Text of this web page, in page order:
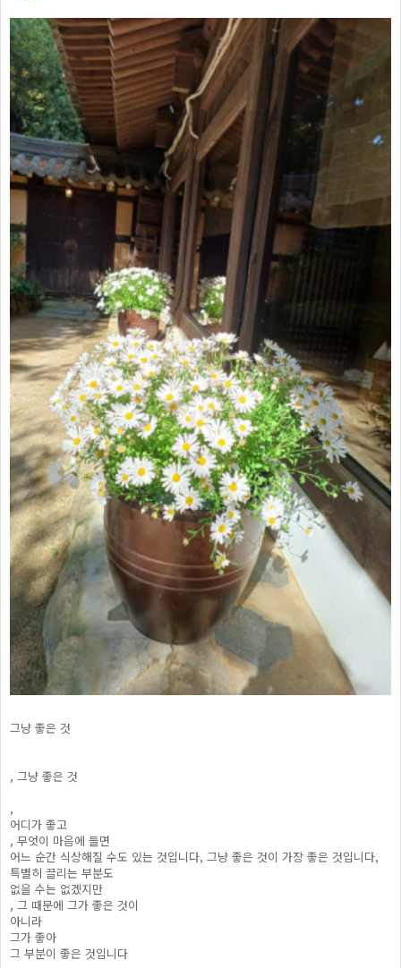
그냥 좋은 것
, 그냥 좋은 것
,
어디가 좋고
, 무엇이 마음에 들면
어느 순간 식상해질 수도 있는 것입니다, 그냥 좋은 것이 가장 좋은 것입니다,
특별히 끌리는 부분도
없을 수는 없겠지만
, 그 때문에 그가 좋은 것이
아니라
그가 좋아
그 부분이 좋은 것입니다